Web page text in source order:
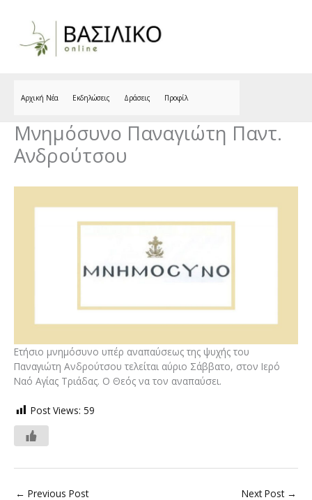
Αρχική Νέα Εκδηλώσεις Δράσεις Προφίλ
Μνημόσυνο Παναγιώτη Παντ.
Ανδρούτσου
Ετήσιο μνημόσυνο υπέρ αναπαύσεως της ψυχής του
Παναγιώτη Ανδρούτσου τελείται αύριο Σάββατο, στον Ιερό
Ναό Αγίας Τριάδας. Ο Θεός να τον αναπαύσει.
Post Views: 59
← Previous Post Next Post →